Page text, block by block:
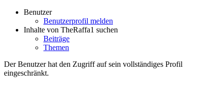
Benutzer
Benutzerprofil melden
Inhalte von TheRaffa1 suchen
Beiträge
Themen
Der Benutzer hat den Zugriff auf sein vollständiges Profil
eingeschränkt.